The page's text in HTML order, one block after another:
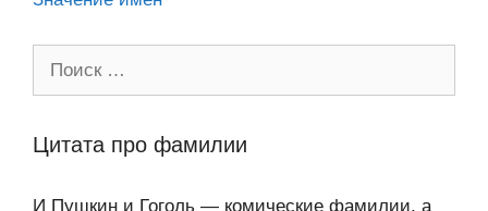
Цитата про фамилии
И Пушкин и Гоголь — комические фамилии, а